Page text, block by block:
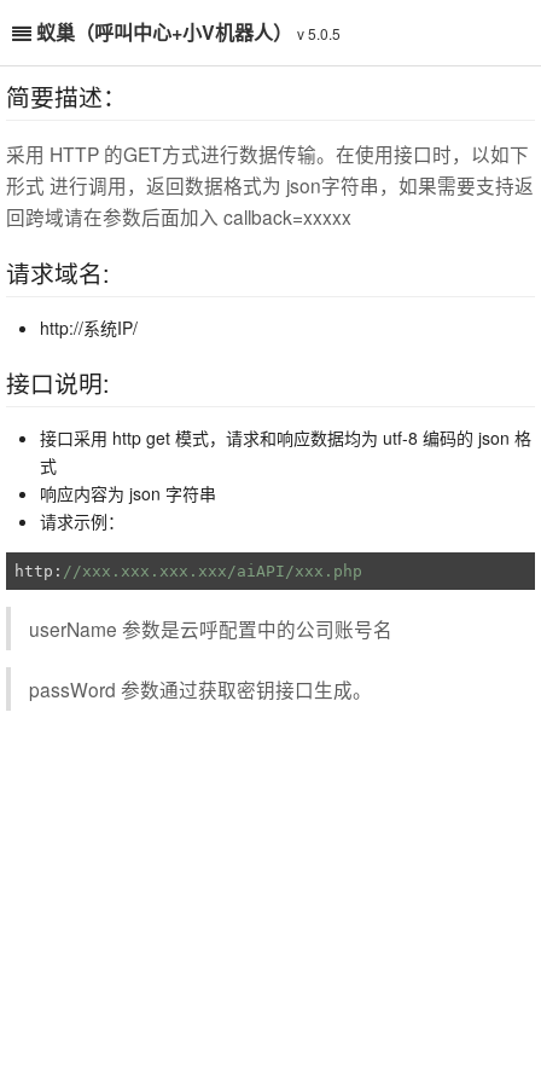
蚁巢（呼叫中心+小V机器人） v 5.0.5
简要描述：
采用 HTTP 的GET方式进行数据传输。在使用接口时，以如下
形式 进行调用，返回数据格式为 json字符串，如果需要支持返
回跨域请在参数后面加入 callback=xxxxx
请求域名:
http://系统IP/
接口说明:
接口采用 http get 模式，请求和响应数据均为 utf-8 编码的 json 格
式
响应内容为 json 字符串
请求示例：
http: //xxx.xxx.xxx.xxx/aiAPI/xxx.php
userName 参数是云呼配置中的公司账号名
passWord 参数通过获取密钥接口生成。